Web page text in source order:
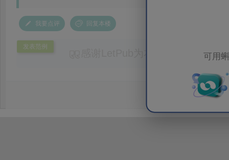
可用
我要点评 回复本楼
发表范例
感谢LetPub为本论文提供专业
效应及界面电荷传输等研究内容，
论述逻辑进行了系统梳理，使研究
析及机理讨论之间的关系更加清晰